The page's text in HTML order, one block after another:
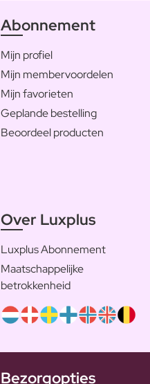
Abonnement
Mijn profiel
Mijn membervoordelen
Mijn favorieten
Geplande bestelling
Beoordeel producten
Over Luxplus
Luxplus Abonnement
Maatschappelijke
betrokkenheid
Bezorgopties